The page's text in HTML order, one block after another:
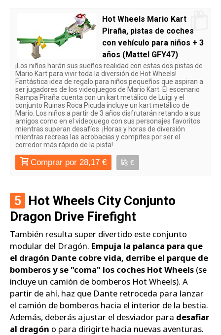
Hot Wheels Mario Kart
Piraña, pistas de coches
con vehículo para niños + 3
años (Mattel GFY47)
¡Los niños harán sus sueños realidad con estas dos pistas de
Mario Kart para vivir toda la diversión de Hot Wheels!
Fantástica idea de regalo para niños pequeños que aspiran a
ser jugadores de los videojuegos de Mario Kart. El escenario
Rampa Piraña cuenta con un kart metálico de Luigi y el
conjunto Ruinas Roca Picuda incluye un kart metálico de
Mario. Los niños a partir de 3 años disfrutarán retando a sus
amigos como en el videojuego con sus personajes favoritos
mientras superan desafíos. ¡Horas y horas de diversión
mientras recreas las acrobacias y compites por ser el
corredor más rápido de la pista!
Comprar por 28,17 € €
5 Hot Wheels City Conjunto
Dragon Drive Firefight
También resulta super divertido este conjunto
modular del Dragón. Empuja la palanca para que
el dragón Dante cobre vida, derribe el parque de
bomberos y se "coma" los coches Hot Wheels (se
incluye un camión de bomberos Hot Wheels). A
partir de ahí, haz que Dante retroceda para lanzar
el camión de bomberos hacia el interior de la bestia.
Además, deberás ajustar el desviador para desafiar
al dragón o para dirigirte hacia nuevas aventuras.